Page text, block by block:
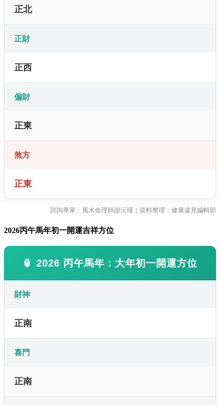
正北
正財
正西
偏財
正東
煞方
正東
諮詢專家：風水命理師謝沅瑾｜資料整理：健康遠見編輯部
2026丙午馬年初一開運吉祥方位
🏮 2026 丙午馬年：大年初一開運方位
財神
正南
喜門
正南